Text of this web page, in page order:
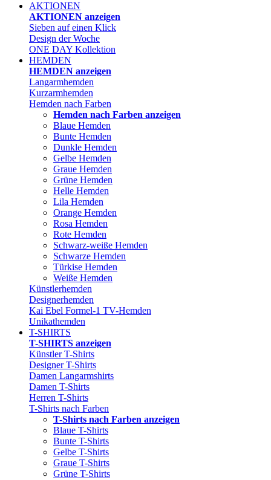
AKTIONEN
AKTIONEN anzeigen
Sieben auf einen Klick
Design der Woche
ONE DAY Kollektion
HEMDEN
HEMDEN anzeigen
Langarmhemden
Kurzarmhemden
Hemden nach Farben
Hemden nach Farben anzeigen
Blaue Hemden
Bunte Hemden
Dunkle Hemden
Gelbe Hemden
Graue Hemden
Grüne Hemden
Helle Hemden
Lila Hemden
Orange Hemden
Rosa Hemden
Rote Hemden
Schwarz-weiße Hemden
Schwarze Hemden
Türkise Hemden
Weiße Hemden
Künstlerhemden
Designerhemden
Kai Ebel Formel-1 TV-Hemden
Unikathemden
T-SHIRTS
T-SHIRTS anzeigen
Künstler T-Shirts
Designer T-Shirts
Damen Langarmshirts
Damen T-Shirts
Herren T-Shirts
T-Shirts nach Farben
T-Shirts nach Farben anzeigen
Blaue T-Shirts
Bunte T-Shirts
Gelbe T-Shirts
Graue T-Shirts
Grüne T-Shirts